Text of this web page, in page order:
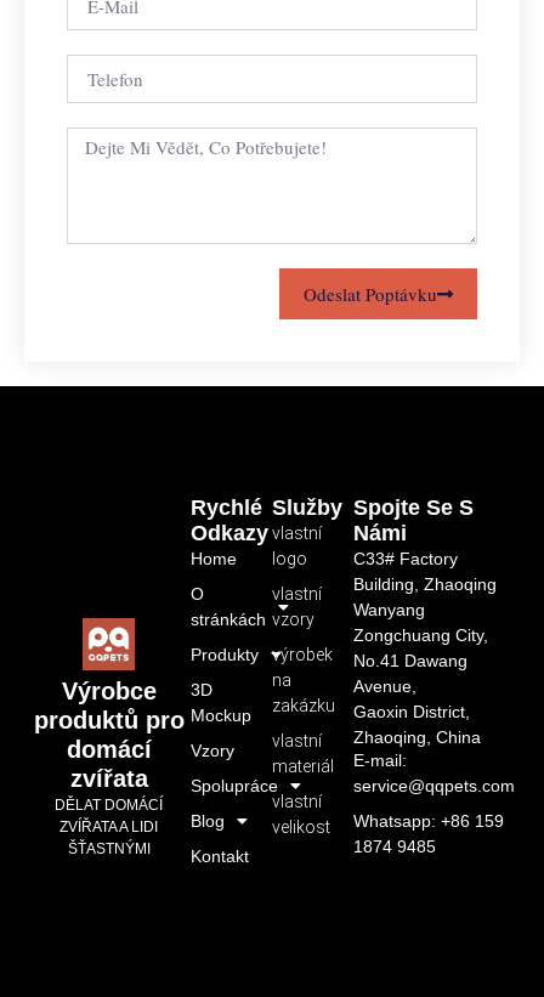
Odeslat Poptávku
Výrobce
produktů pro
domácí
zvířata
DĚLAT DOMÁCÍ
ZVÍŘATA A LIDI
ŠŤASTNÝMI
Služby
vlastní
logo
vlastní
vzory
výrobek
na
zakázku
vlastní
materiál
vlastní
velikost
Rychlé
Odkazy
Home
O
stránkách
Produkty
3D
Mockup
Vzory
Spolupráce
Blog
Kontakt
Spojte Se S
Námi
C33# Factory
Building, Zhaoqing
Wanyang
Zongchuang City,
No.41 Dawang
Avenue,
Gaoxin District,
Zhaoqing, China
E-mail:
service@qqpets.com
Whatsapp: +86 159
1874 9485